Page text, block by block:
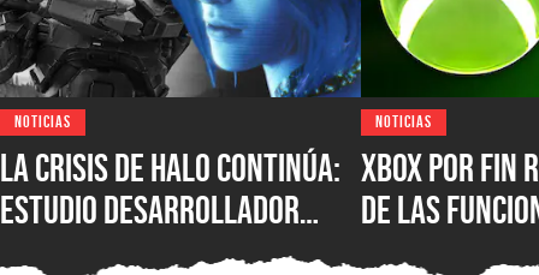
NOTICIAS
La crisis de Halo continúa:
estudio desarrollador
sufre despidos tras el
NOTICIAS
XBOX por fin
de las
populares